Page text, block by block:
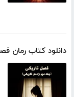
دانلود کتاب رمان